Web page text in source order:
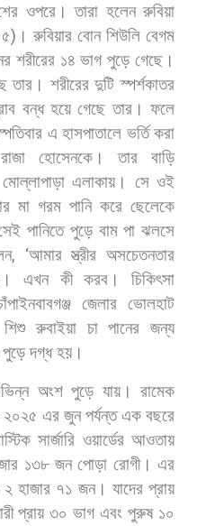
ওপরে। তারা হলেন রুবিয়া
) । রুবিয়ার বোন শিউলি বেগম
শরীরের ১৪ ভাগ পুড়ে গেছে।
তার। শরীরের দুটি স্পর্শকাতর
বন্ধ হয়ে গেছে তার। ফলে
এ হাসপাতালে ভর্তি করা
রাজা হোসেনকে। তার
বাড়ি
মোল্লাপাড়া এলাকায়। সে ওই
মা গরম পানি করে ছেলেকে
পানিতে পুড়ে বাম পা ঝলসে
, ‘আমার স্ত্রীর অসচেতনতার
এখন কী করব।
চিকিৎসা
জেলার ভোলহাট
শিশু রুবাইয়া চা পানের জন্য
পুড়ে দগ্ধ হয়।
অংশ পুড়ে যায়। রামেক
২০২৫ এর জুন পর্যন্ত এক বছরে
সার্জারি ওয়ার্ডের আওতায়
১৩৮ জন পোড়া রোগী। এর
২ হাজার ৭১ জন। যাদের প্রায়
প্রায় ৩০ ভাগ এবং পুরুষ ১০